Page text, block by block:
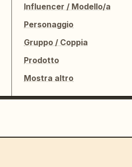
Influencer / Modello/a
Personaggio
Gruppo / Coppia
Prodotto
Mostra altro